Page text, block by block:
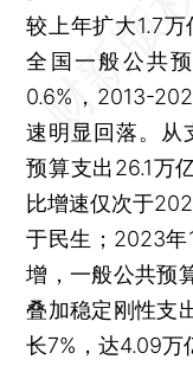
较上年扩大1.7
全国一般公共
0.6%，2013-
速明显回落。从
预算支出26.1万
比增速仅次于
于民生；2023
增，一般公共预
叠加稳定刚性支
长7%，达4.09万